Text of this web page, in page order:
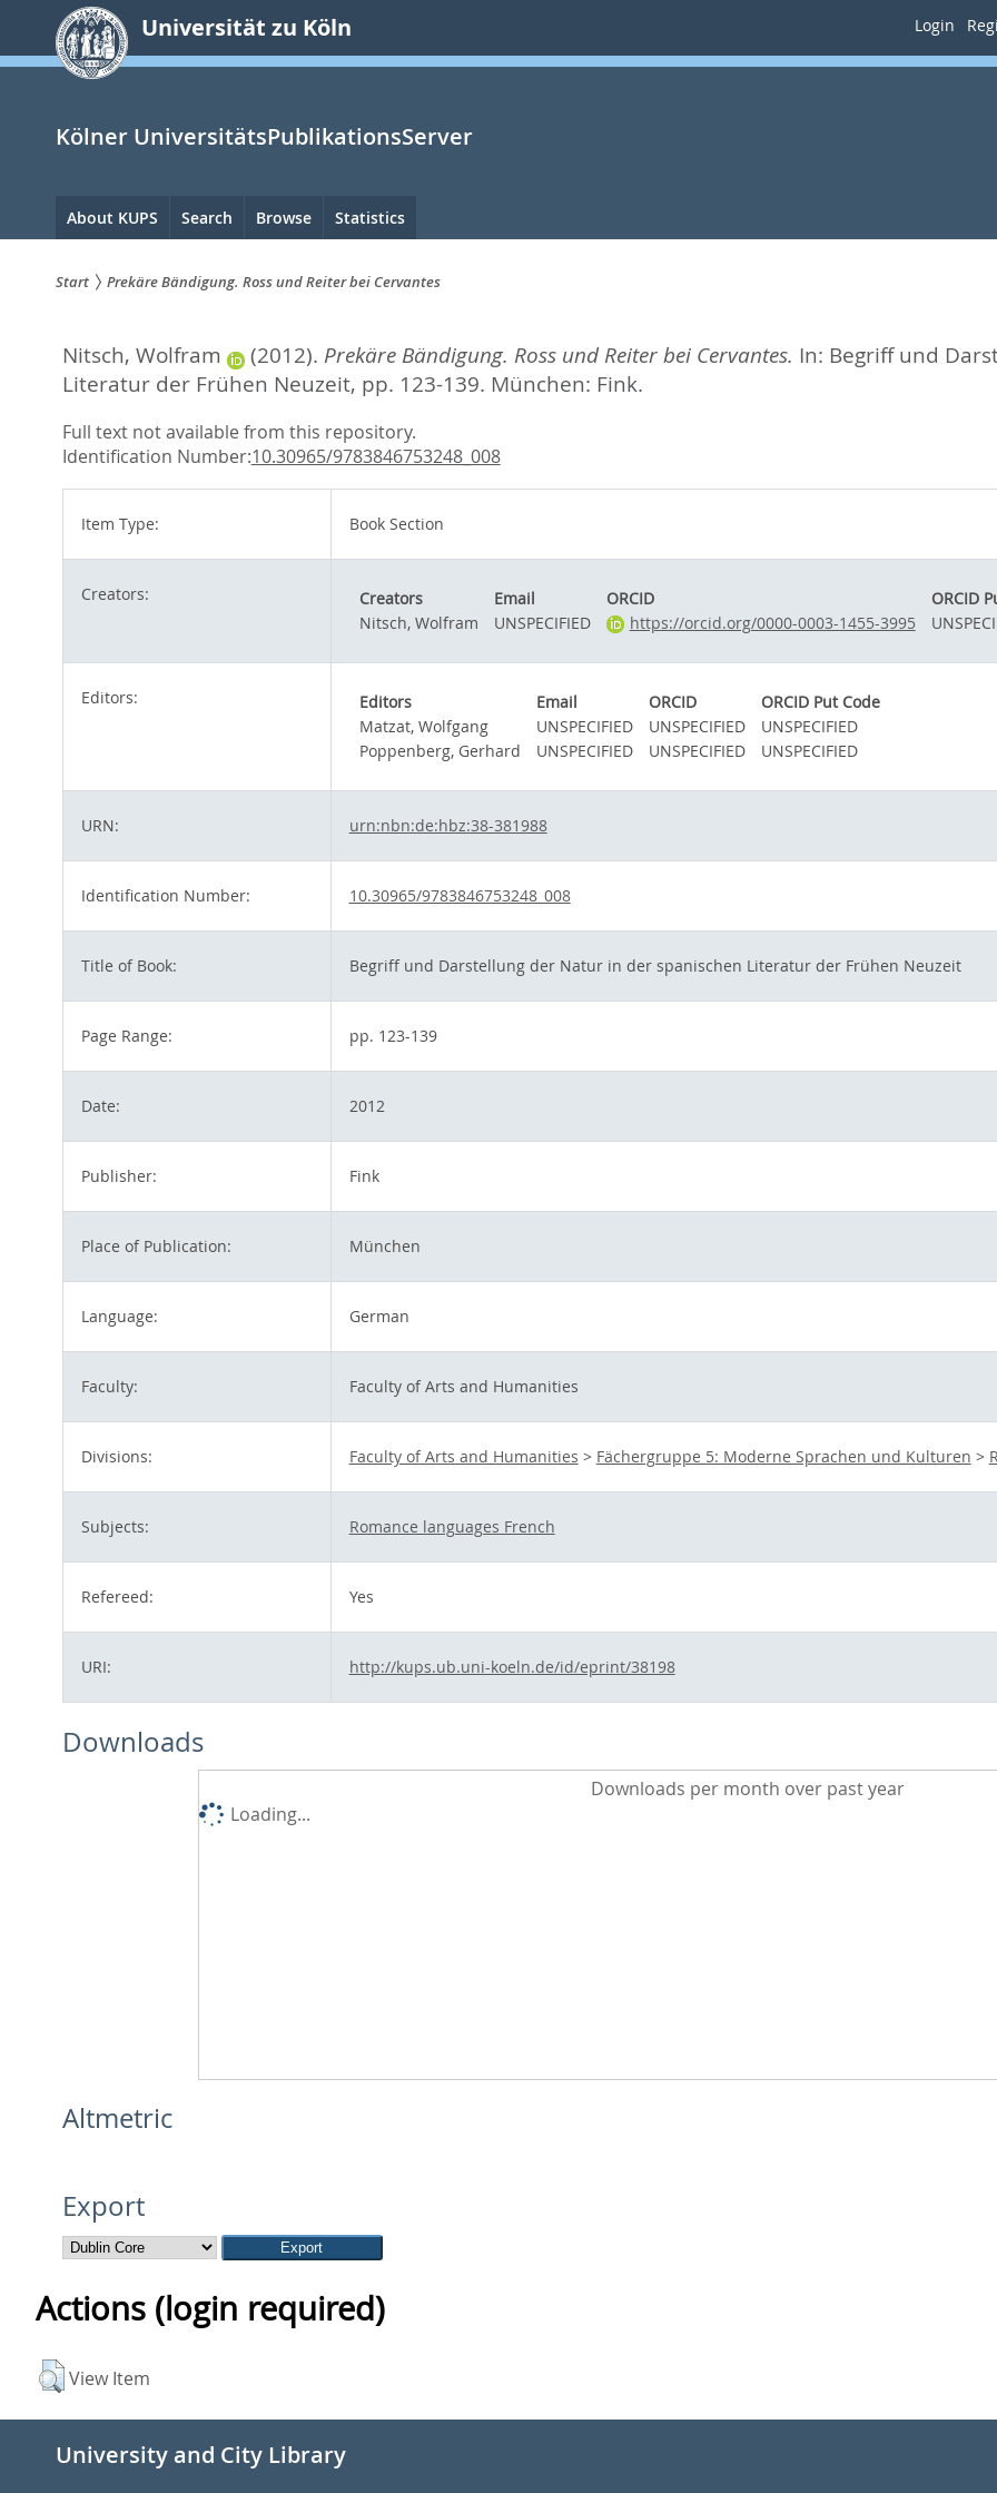
springen
Universität zu Köln Login
Kölner UniversitätsPublikationsServer
Hauptnavigation
About KUPS Search Browse Statistics
sind
hier:
Start Prekäre Bändigung. Ross und Reiter bei Cervantes
Nitsch, Wolfram (2012). Prekäre Bändigung. Ross und Reiter bei Cervantes. In: Begriff und
Literatur der Frühen Neuzeit, pp. 123-139. München: Fink.
Full text not available from this repository.
Identification Number:10.30965/9783846753248_008
Item Type: Book Section
Creators: Creators Email ORCID
ORCID
Nitsch, Wolfram
UNSPECIFIED https://orcid.org/0000-0003-1455-3995
Editors: Editors Email ORCID
ORCID Put Code
Matzat, Wolfgang
UNSPECIFIED UNSPECIFIED
UNSPECIFIED
Poppenberg, Gerhard
UNSPECIFIED UNSPECIFIED UNSPECIFIED
URN: urn:nbn:de:hbz:38-381988
Identification Number: 10.30965/9783846753248_008
Title of Book: Begriff und Darstellung der Natur in der spanischen Literatur der Frühen Neuzeit
Page Range: pp. 123-139
Date: 2012
Publisher: Fink
Place of Publication: München
Language: German
Faculty: Faculty of Arts and Humanities
Divisions: Faculty of Arts and Humanities > Fächergruppe 5: Moderne Sprachen und Kulturen >
Subjects: Romance languages French
Refereed: Yes
URI: http://kups.ub.uni-koeln.de/id/eprint/38198
Downloads
Downloads per month over past year
Loading...
Altmetric
Export
Actions (login required)
View Item
University and City Library